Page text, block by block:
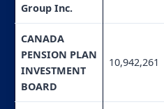
Group Inc.
CANADA
PENSION PLAN
INVESTMENT
BOARD
10,942,261